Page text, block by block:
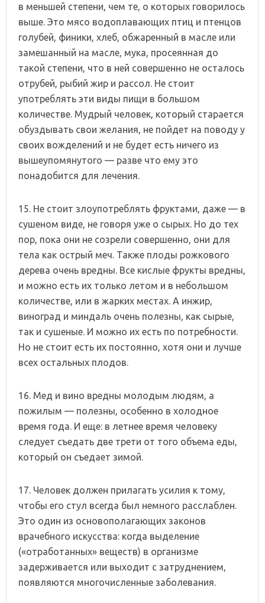
в меньшей степени, чем те, о которых говорилось
выше. Это мясо водоплавающих птиц и птенцов
голубей, финики, хлеб, обжаренный в масле или
замешанный на масле, мука, просеянная до
такой степени, что в ней совершенно не осталось
отрубей, рыбий жир и рассол. Не стоит
употреблять эти виды пищи в большом
количестве. Мудрый человек, который старается
обуздывать свои желания, не пойдет на поводу у
своих вожделений и не будет есть ничего из
вышеупомянутого — разве что ему это
понадобится для лечения.
15. Не стоит злоупотреблять фруктами, даже — в
сушеном виде, не говоря уже о сырых. Но до тех
пор, пока они не созрели совершенно, они для
тела как острый меч. Также плоды рожкового
дерева очень вредны. Все кислые фрукты вредны,
и можно есть их только летом и в небольшом
количестве, или в жарких местах. А инжир,
виноград и миндаль очень полезны, как сырые,
так и сушеные. И можно их есть по потребности.
Но не стоит есть их постоянно, хотя они и лучше
всех остальных плодов.
16. Мед и вино вредны молодым людям, а
пожилым — полезны, особенно в холодное
время года. И еще: в летнее время человеку
следует съедать две трети от того объема еды,
который он съедает зимой.
17. Человек должен прилагать усилия к тому,
чтобы его стул всегда был немного расслаблен.
Это один из основополагающих законов
врачебного искусства: когда выделение
(«отработанных» веществ) в организме
задерживается или выходит с затруднением,
появляются многочисленные заболевания.